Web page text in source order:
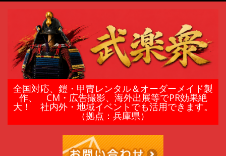
鎧
甲
全国対応、鎧・甲冑レンタル＆オーダーメイド製
作、 CM・広告撮影、海外出展等でPR効果絶
大！ 社内外・地域イベントでも活用できます。
（拠点：兵庫県）